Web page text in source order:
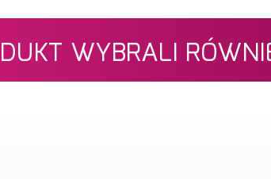
WYBRALI